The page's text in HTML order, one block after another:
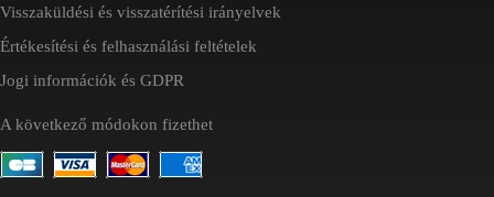
Visszaküldési és visszatérítési irányelvek
Értékesítési és felhasználási feltételek
Jogi információk és GDPR
A következő módokon fizethet